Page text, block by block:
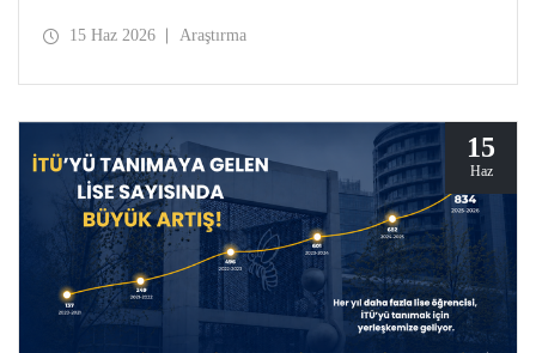
başlıklı seminerini verdi.
15 Haz 2026 Araştırma
15
Haz